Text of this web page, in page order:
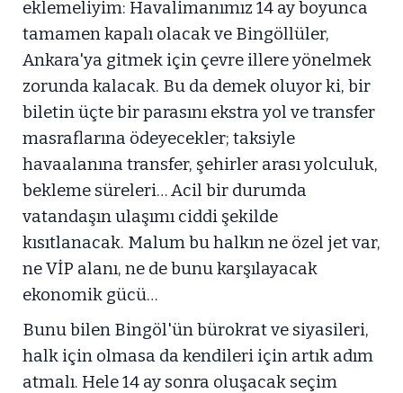
eklemeliyim: Havalimanımız 14 ay boyunca
tamamen kapalı olacak ve Bingöllüler,
Ankara'ya gitmek için çevre illere yönelmek
zorunda kalacak. Bu da demek oluyor ki, bir
biletin üçte bir parasını ekstra yol ve transfer
masraflarına ödeyecekler; taksiyle
havaalanına transfer, şehirler arası yolculuk,
bekleme süreleri… Acil bir durumda
vatandaşın ulaşımı ciddi şekilde
kısıtlanacak. Malum bu halkın ne özel jet var,
ne VİP alanı, ne de bunu karşılayacak
ekonomik gücü…
Bunu bilen Bingöl'ün bürokrat ve siyasileri,
halk için olmasa da kendileri için artık adım
atmalı. Hele 14 ay sonra oluşacak seçim